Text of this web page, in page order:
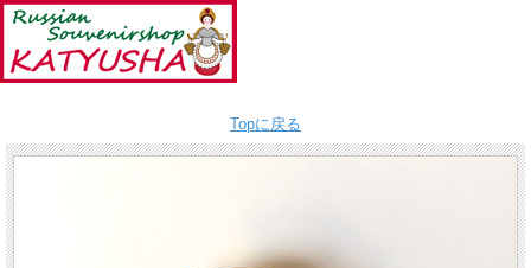
Topに戻る